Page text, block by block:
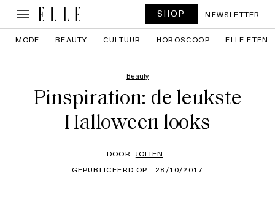
SHOP NEWSLETTER
MODE BEAUTY CULTUUR HOROSCOOP ELLE ETEN
Beauty
Pinspiration: de leukste
Halloween looks
DOOR JOLIEN
GEPUBLICEERD OP : 28/10/2017